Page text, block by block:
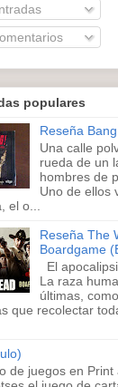
populares
Reseña
Una calle
rueda de un
hombres de
Uno de ellos
el o...
Reseña The
Boardgame
El
La raza
últimas,
que recolectar
de juegos en Print